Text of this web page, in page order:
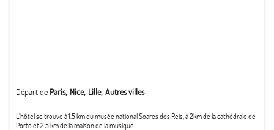
Départ de Paris Nice Lille Autres villes
L’hôtel se trouve à 1.5 km du musée national Soares dos Reis, à 2km de la cathédrale de
Porto et 2.5 km de la maison de la musique.